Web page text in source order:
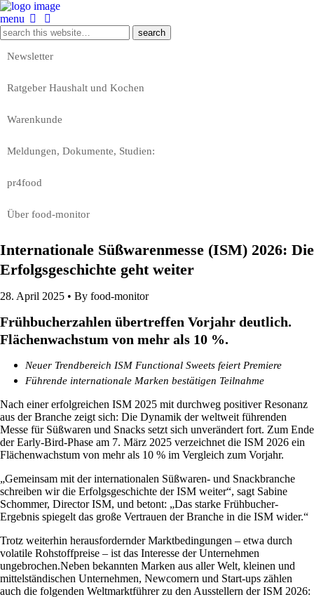
menu
Newsletter
Ratgeber Haushalt und Kochen
Warenkunde
Meldungen, Dokumente, Studien:
pr4food
Über food-monitor
Internationale Süßwarenmesse (ISM) 2026: Die
Erfolgsgeschichte geht weiter
28. April 2025 • By food-monitor
Frühbucherzahlen übertreffen Vorjahr deutlich.
Flächenwachstum von mehr als 10 %.
Neuer Trendbereich ISM Functional Sweets feiert Premiere
Führende internationale Marken bestätigen Teilnahme
Nach einer erfolgreichen ISM 2025 mit durchweg positiver Resonanz
aus der Branche zeigt sich: Die Dynamik der weltweit führenden
Messe für Süßwaren und Snacks setzt sich unverändert fort. Zum Ende
der Early-Bird-Phase am 7. März 2025 verzeichnet die ISM 2026 ein
Flächenwachstum von mehr als 10 % im Vergleich zum Vorjahr.
„Gemeinsam mit der internationalen Süßwaren- und Snackbranche
schreiben wir die Erfolgsgeschichte der ISM weiter“, sagt Sabine
Schommer, Director ISM, und betont: „Das starke Frühbucher-
Ergebnis spiegelt das große Vertrauen der Branche in die ISM wider.“
Trotz weiterhin herausfordernder Marktbedingungen – etwa durch
volatile Rohstoffpreise – ist das Interesse der Unternehmen
ungebrochen.Neben bekannten Marken aus aller Welt, kleinen und
mittelständischen Unternehmen, Newcomern und Start-ups zählen
auch die folgenden Weltmarktführer zu den Ausstellern der ISM 2026: